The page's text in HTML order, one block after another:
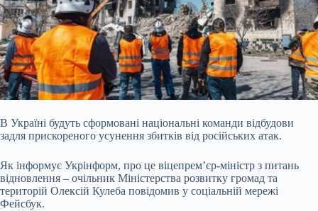
В Україні будуть сформовані національні команди відбудови
задля прискореного усунення збитків від російських атак.
Як інформує Укрінформ, про це віцепрем’єр-міністр з питань
відновлення – очільник Міністерства розвитку громад та
територій Олексій Кулеба повідомив у соціальній мережі
Фейсбук.